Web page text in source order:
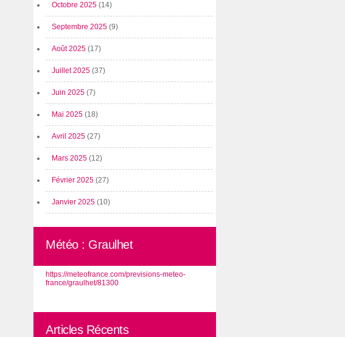
Octobre 2025 (14)
Septembre 2025 (9)
Août 2025 (17)
Juillet 2025 (37)
Juin 2025 (7)
Mai 2025 (18)
Avril 2025 (27)
Mars 2025 (12)
Février 2025 (27)
Janvier 2025 (10)
Météo : Graulhet
https://meteofrance.com/previsions-meteo-
france/graulhet/81300
Articles Récents